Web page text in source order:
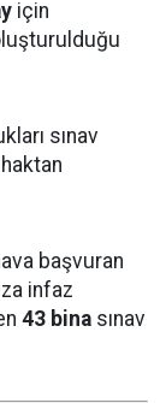
için
sınav
başvuran
infaz
43 bina sınav